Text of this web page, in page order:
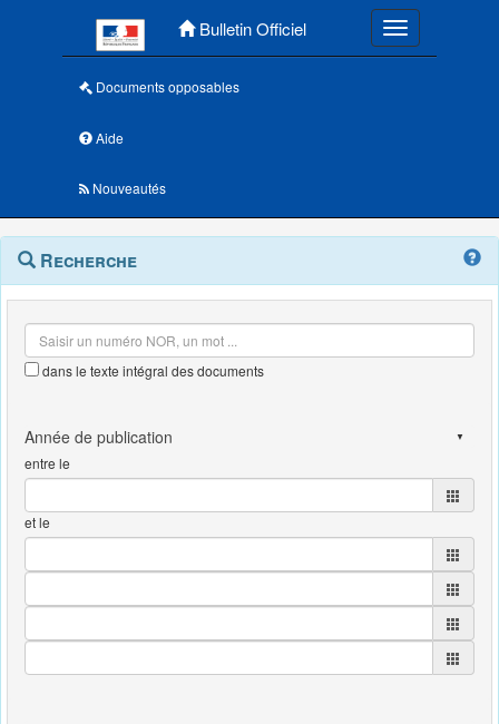
Bulletin Officiel Toggle
Documents opposables
Aide
Nouveautés
Navigation
outils
Menu
contextuel
Recherche
dans le texte intégral des documents
entre le
et le